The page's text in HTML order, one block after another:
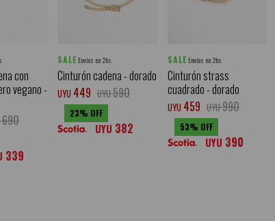
con
vegano -
690
339
SALE Envíos en 2hs
Cinturón cadena - dorado
UYU 449 UYU590
23
UYU 382
SALE Envíos en 2hs
Cinturón strass
cuadrado - dorado
UYU 459 UYU990
53
UYU 390